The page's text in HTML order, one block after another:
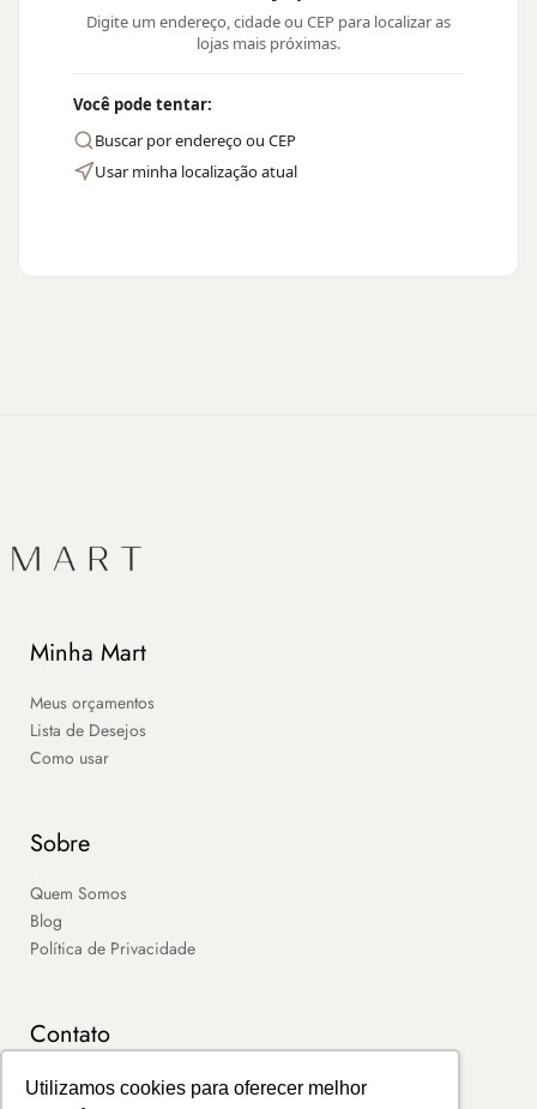
Utilizamos cookies para oferecer melhor
Digite um endereço, cidade ou CEP para localizar as
lojas mais próximas.
Você pode tentar:
Buscar por endereço ou CEP
Usar minha localização atual
Minha Mart
Meus orçamentos
Lista de Desejos
Como usar
Sobre
Quem Somos
Blog
Política de Privacidade
Contato
SAC